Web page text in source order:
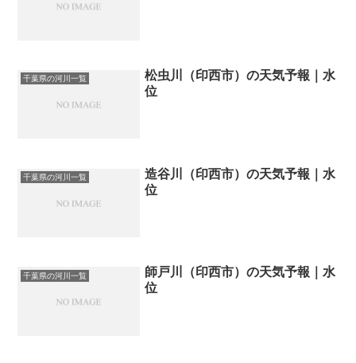
千葉県の河川一覧
松虫川（印西市）の天気予報｜水
位
千葉県の河川一覧
造谷川（印西市）の天気予報｜水
位
千葉県の河川一覧
師戸川（印西市）の天気予報｜水
位